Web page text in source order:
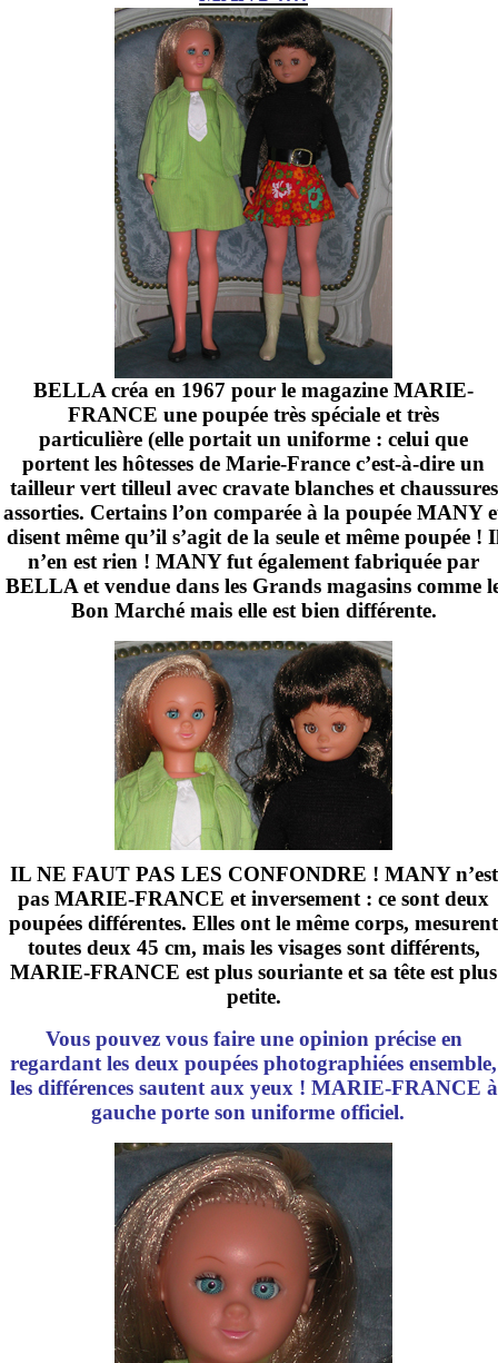
BELLA créa en 1967 pour le magazine MARIE-
FRANCE une poupée très spéciale et très
particulière (elle portait un uniforme : celui que
portent les hôtesses de Marie-France c’est-à-dire un
tailleur vert tilleul avec cravate blanches et chaussures
assorties. Certains l’on comparée à la poupée MANY
disent même qu’il s’agit de la seule et même poupée !
n’en est rien ! MANY fut également fabriquée par
BELLA et vendue dans les Grands magasins comme
Bon Marché mais elle est bien différente.
IL NE FAUT PAS LES CONFONDRE ! MANY n’est
pas MARIE-FRANCE et inversement : ce sont deux
poupées différentes. Elles ont le même corps, mesurent
toutes deux 45 cm, mais les visages sont différents,
MARIE-FRANCE est plus souriante et sa tête est plus
petite.
Vous pouvez vous faire une opinion précise en
regardant les deux poupées photographiées ensemble,
les différences sautent aux yeux ! MARIE-FRANCE à
gauche porte son uniforme officiel.